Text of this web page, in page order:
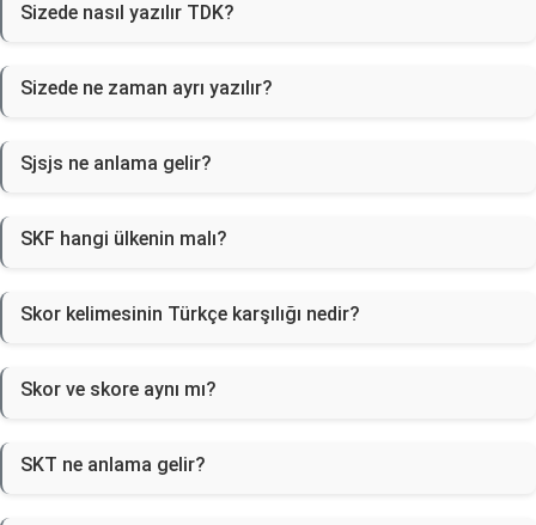
Sizede nasıl yazılır TDK?
Sizede ne zaman ayrı yazılır?
Sjsjs ne anlama gelir?
SKF hangi ülkenin malı?
Skor kelimesinin Türkçe karşılığı nedir?
Skor ve skore aynı mı?
SKT ne anlama gelir?